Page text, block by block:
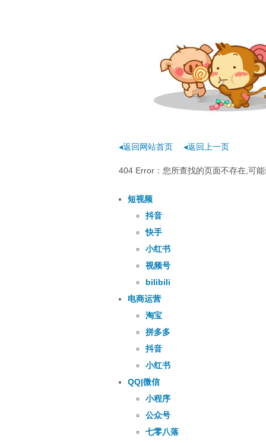
◂返回网站首页 ◂返回上一页
404 Error：您所查找的页面不存在,可
短视频
抖音
快手
小红书
视频号
bilibili
电商运营
淘宝
拼多多
抖音
小红书
QQ|微信
小程序
公众号
七零八落